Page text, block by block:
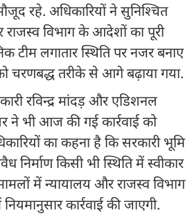
रहे. अधिकारियों ने सुनिश्चित
राजस्व विभाग के आदेशों का पूरी
टीम लगातार स्थिति पर नजर बनाए
चरणबद्ध तरीके से आगे बढ़ाया गया.
रविन्द्र मांदड़ और एडिशनल
ने भी आज की गई कार्रवाई को
का कहना है कि सरकारी भूमि
किसी भी स्थिति में स्वीकार
में न्यायालय और राजस्व विभाग
कार्रवाई की जाएगी.